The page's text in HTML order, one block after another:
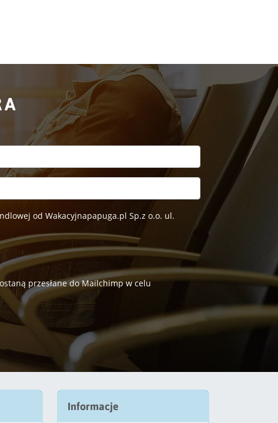
od Wakacyjnapapuga.pl Sp.z o.o. ul.
przesłane do Mailchimp w celu
Informacje